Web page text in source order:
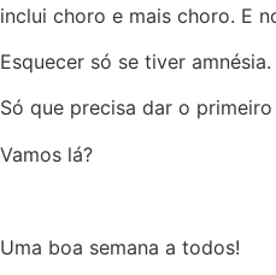
inclui choro e mais choro. E
Esquecer só se tiver
Só que precisa dar o primeiro
Vamos lá?
Uma boa semana a todos!